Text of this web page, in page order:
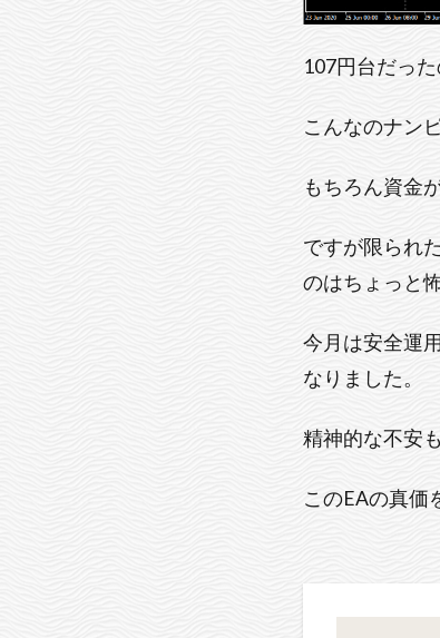
107円台だっ
こんなのナン
もちろん資金
ですが限られ
のはちょっと
今月は安全運
なりました。
精神的な不安
このEAの真価